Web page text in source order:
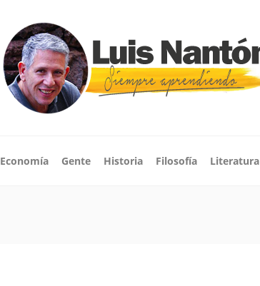
Economía Gente Historia Filosofía Literatura